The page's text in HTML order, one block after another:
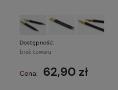
Dostępność:
brak towaru
Cena: 62,90 zł